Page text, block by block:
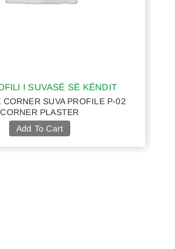
I SUVASË SË SHPEJTË
I SHPEJTË I SUVASË P-
03 PROFI
Add To Cart